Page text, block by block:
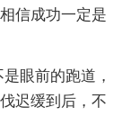
信成功一定是
眼前的跑道，
迟缓到后，不